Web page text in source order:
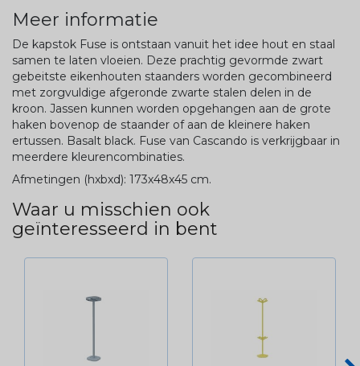
Meer informatie
De kapstok Fuse is ontstaan vanuit het idee hout en staal
samen te laten vloeien. Deze prachtig gevormde zwart
gebeitste eikenhouten staanders worden gecombineerd
met zorgvuldige afgeronde zwarte stalen delen in de
kroon. Jassen kunnen worden opgehangen aan de grote
haken bovenop de staander of aan de kleinere haken
ertussen. Basalt black. Fuse van Cascando is verkrijgbaar in
meerdere kleurencombinaties.
Afmetingen (hxbxd): 173x48x45 cm.
Waar u misschien ook
geïnteresseerd in bent